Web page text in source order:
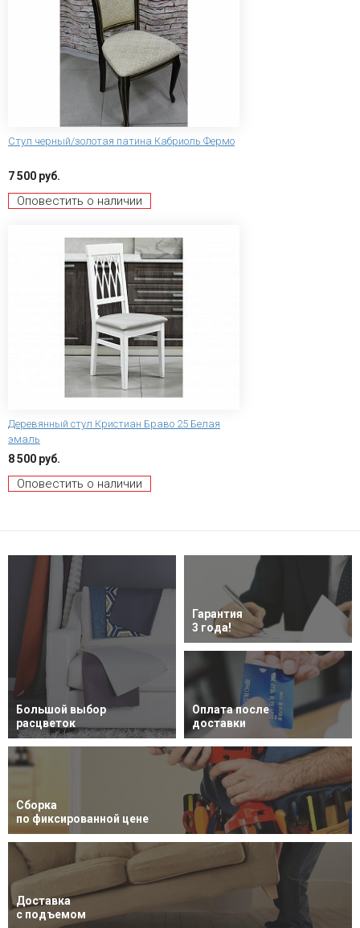
Стул черный/золотая патина Кабриоль Фермо
7 500 руб.
Оповестить о наличии
Деревянный стул Кристиан Браво 25 Белая
эмаль
8 500 руб.
Оповестить о наличии
Большой выбор
расцветок
Гарантия
3 года!
Оплата после
доставки
Сборка
по фиксированной цене
Доставка
с подъемом